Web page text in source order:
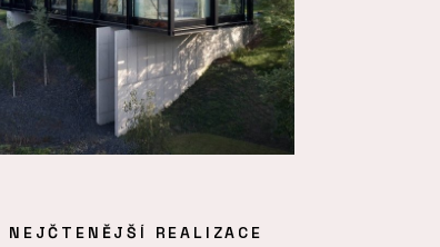
NEJČTENĚJŠÍ REALIZACE